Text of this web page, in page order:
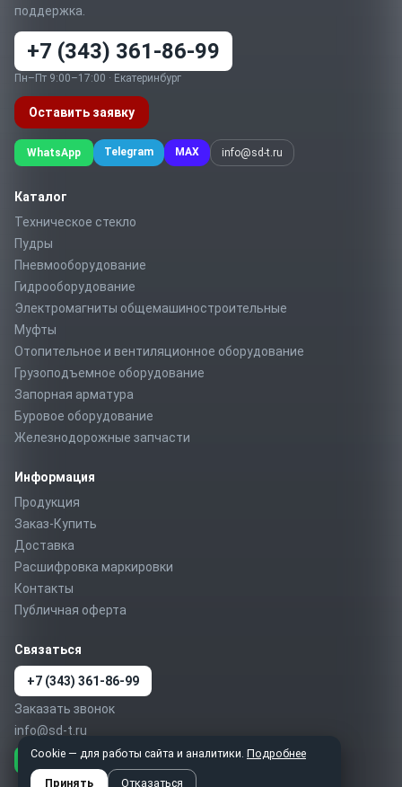
поддержка.
+7 (343) 361-86-99
Пн–Пт 9:00–17:00 · Екатеринбург
Оставить заявку
WhatsApp Telegram MAX info@sd-t.ru
Каталог
Техническое стекло
Пудры
Пневмооборудование
Гидрооборудование
Электромагниты общемашиностроительные
Муфты
Отопительное и вентиляционное оборудование
Грузоподъемное оборудование
Запорная арматура
Буровое оборудование
Железнодорожные запчасти
Информация
Продукция
Заказ-Купить
Доставка
Расшифровка маркировки
Контакты
Публичная оферта
Связаться
+7 (343) 361-86-99
Заказать звонок
info@sd-t.ru
WhatsApp Telegram MAX
Cookie — для работы сайта и аналитики. Подробнее
Принять Отказаться